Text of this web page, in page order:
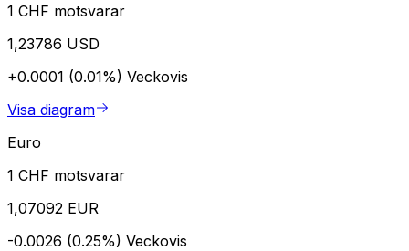
1 CHF motsvarar
1,23786 USD
+0.0001 (0.01%) Veckovis
Visa diagram
Euro
1 CHF motsvarar
1,07092 EUR
-0.0026 (0.25%) Veckovis